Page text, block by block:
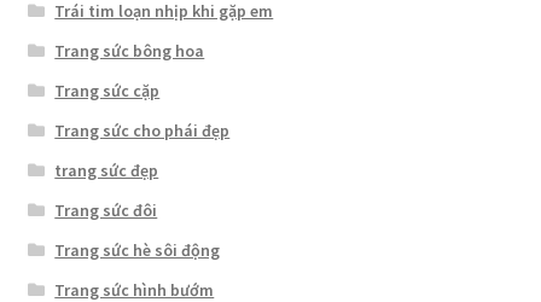
Trái tim loạn nhịp khi gặp em
Trang sức bông hoa
Trang sức cặp
Trang sức cho phái đẹp
trang sức đẹp
Trang sức đôi
Trang sức hè sôi động
Trang sức hình bướm